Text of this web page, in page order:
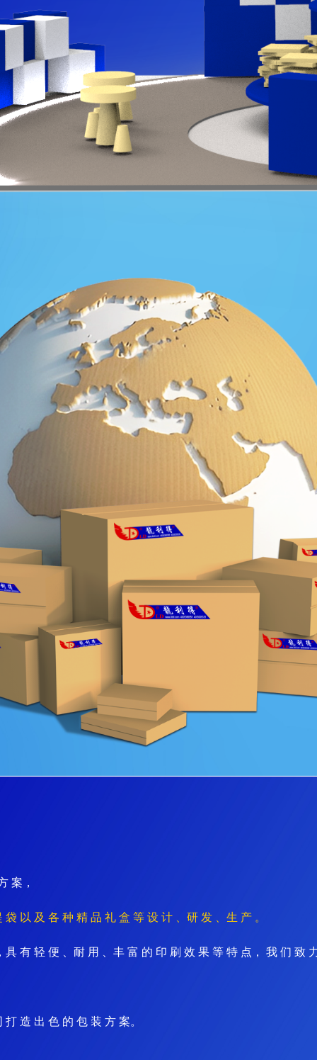
案 ，
以 及 各 种 精 品 礼 盒 等 设 计 、研 发 、生 产 。
有 轻 便 、耐 用 、丰 富 的 印 刷 效 果 等 特 点， 我 们 致
造 出 色 的 包 装 方 案。